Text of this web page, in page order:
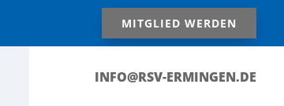
MITGLIED WERDEN
INFO@RSV-ERMINGEN.DE